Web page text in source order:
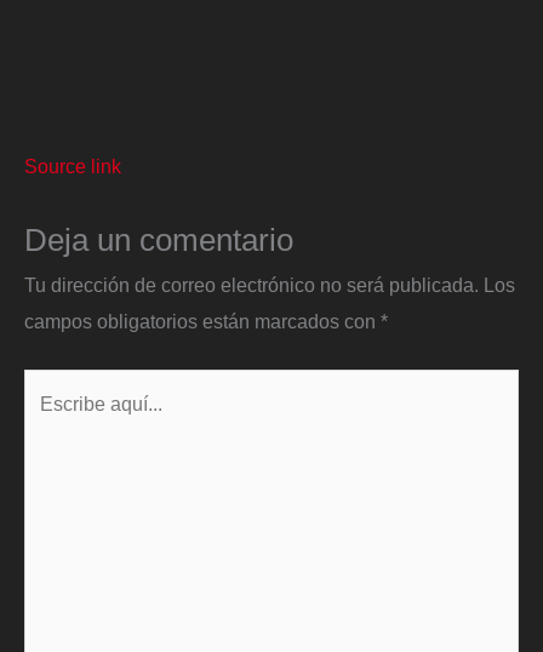
Source link
Deja un comentario
Tu dirección de correo electrónico no será publicada.
Los
campos obligatorios están marcados con *